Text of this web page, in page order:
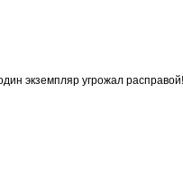
экземпляр угрожал